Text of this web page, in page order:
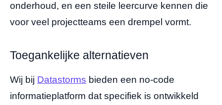
onderhoud, en een steile leercurve kennen die
voor veel projectteams een drempel vormt.
Toegankelijke alternatieven
Wij bij Datastorms bieden een no-code
informatieplatform dat specifiek is ontwikkeld